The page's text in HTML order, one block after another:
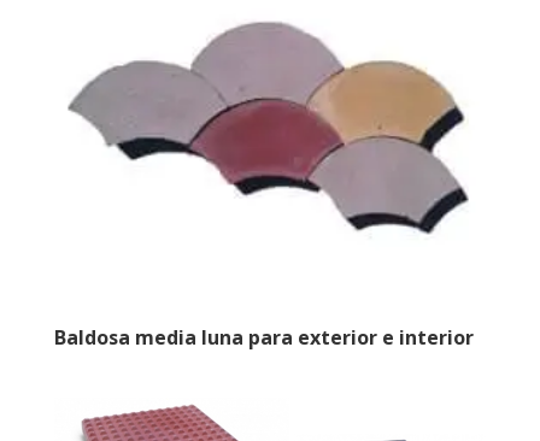
Baldosa media luna para exterior e interior